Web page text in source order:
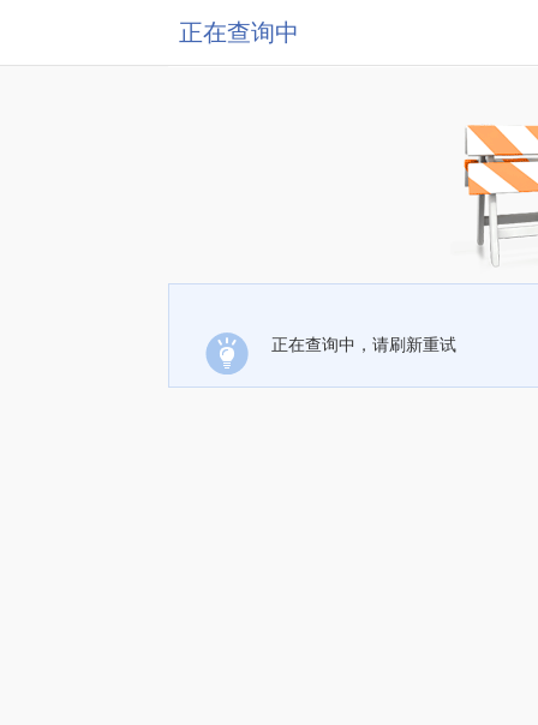
正在查询中
正在查询中，请刷新重试